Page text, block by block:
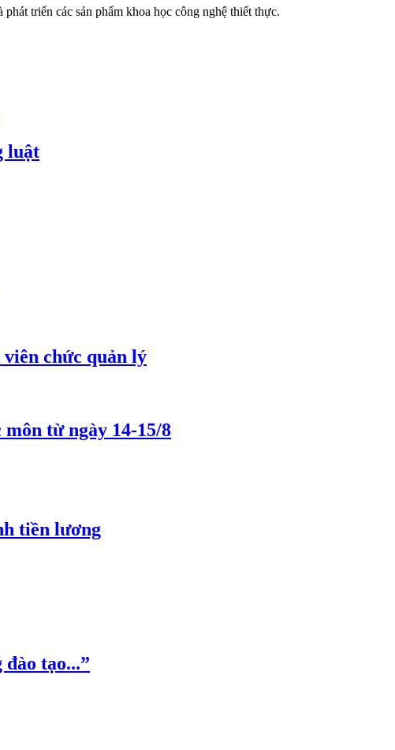
triển các sản phẩm khoa học công nghệ thiết thực.
luật
chức quản lý
từ ngày 14-15/8
tiền lương
tạo...”